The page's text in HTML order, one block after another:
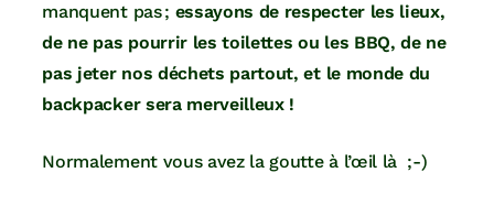
manquent pas ; essayons de respecter les lieux,
de ne pas pourrir les toilettes ou les BBQ, de ne
pas jeter nos déchets partout, et le monde du
backpacker sera merveilleux !
Normalement vous avez la goutte à l’œil là ;-)